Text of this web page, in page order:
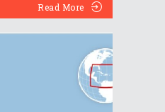
Read More